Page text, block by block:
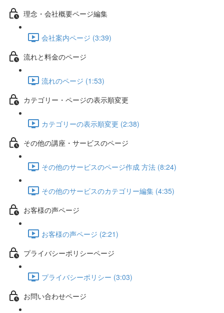
理念・会社概要ページ編集
会社案内ページ (3:39)
流れと料金のページ
流れのページ (1:53)
カテゴリー・ページの表示順変更
カテゴリーの表示順変更 (2:38)
その他の講座・サービスのページ
その他のサービスのページ作成 方法 (8:24)
その他のサービスのカテゴリー編集 (4:35)
お客様の声ページ
お客様の声ページ (2:21)
プライバシーポリシーページ
プライバシーポリシー (3:03)
お問い合わせページ